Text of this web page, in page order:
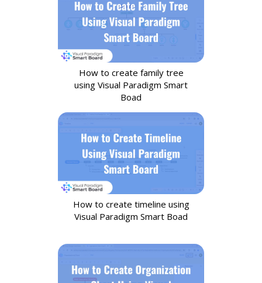
How to create family tree
using Visual Paradigm Smart
Boad
How to create timeline using
Visual Paradigm Smart Boad